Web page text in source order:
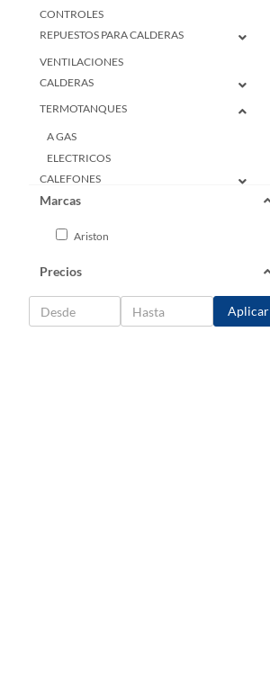
Marcas
Ariston
Precios
Aplicar
CONTROLES
REPUESTOS PARA CALDERAS
VENTILACIONES
CALDERAS
TERMOTANQUES
A GAS
ELECTRICOS
CALEFONES
BOMBAS
RADIADORES